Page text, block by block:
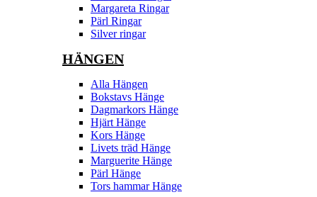
Margareta Ringar
Pärl Ringar
Silver ringar
HÄNGEN
Alla Hängen
Bokstavs Hänge
Dagmarkors Hänge
Hjärt Hänge
Kors Hänge
Livets träd Hänge
Marguerite Hänge
Pärl Hänge
Tors hammar Hänge